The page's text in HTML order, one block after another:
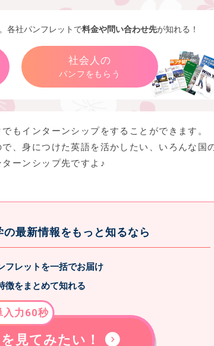
各社パンフレットで料金や問い合わせ先が知れる！
社会人の
パンフをもらう
もインターンシップをすることができます。
、身につけた英語を活かしたい、いろんな国
ーンシップ先ですよ♪
最新情報をもっと知るなら
フレットを一括でお届け
徴をまとめて知れる
見てみたい！
入力60秒